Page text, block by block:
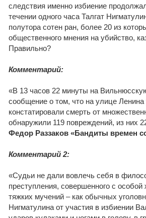
следствия именно избиение
течении одного часа Талгат
полутора сотен ран, более 20 из
общественного мнения на убийство,
Правильно?
Комментарий:
«В 13 часов 22 минуты на
сообщение о том, что на улице
констатировали смерть от
обнаружили 119 повреждений, из них
Федор Раззаков «Бандиты времен
Комментарий 2:
«Судьи не дали вовлечь себя в
преступления, совершенного с
тяжких мучений – как обычных
Нигматулина от участия в избиении